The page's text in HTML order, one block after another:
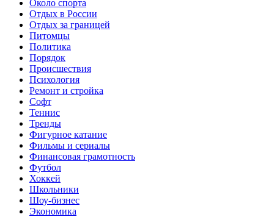
Около спорта
Отдых в России
Отдых за границей
Питомцы
Политика
Порядок
Происшествия
Психология
Ремонт и стройка
Софт
Теннис
Тренды
Фигурное катание
Фильмы и сериалы
Финансовая грамотность
Футбол
Хоккей
Школьники
Шоу-бизнес
Экономика